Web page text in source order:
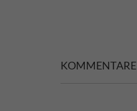
KOMMENTARE